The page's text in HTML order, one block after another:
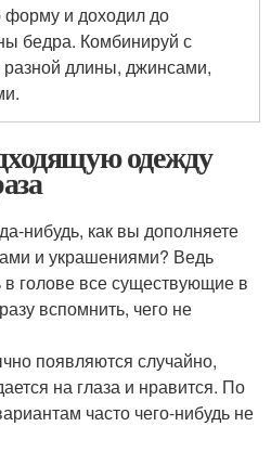
и доходил до
бедра. Комбинируй с
длины, джинсами,
одежду
нибудь, как вы дополняете
и украшениями? Ведь
голове все существующие в
вспомнить, чего не
появляются случайно,
на глаза и нравится. По
часто чего-нибудь не